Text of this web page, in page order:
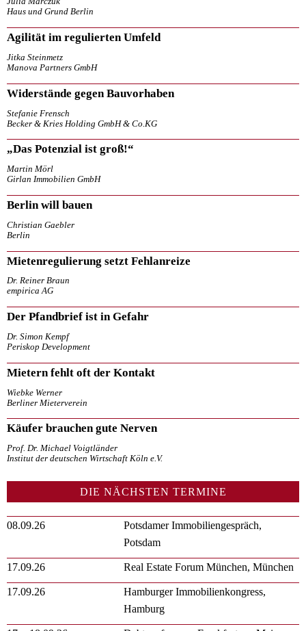
Haus und Grund Berlin
Agilität im regulierten Umfeld
Jitka Steinmetz
Manova Partners GmbH
Widerstände gegen Bauvorhaben
Stefanie Frensch
Becker & Kries Holding GmbH & Co.KG
„Das Potenzial ist groß!“
Martin Mörl
Girlan Immobilien GmbH
Berlin will bauen
Christian Gaebler
Berlin
Mietenregulierung setzt Fehlanreize
Dr. Reiner Braun
empirica AG
Der Pfandbrief ist in Gefahr
Dr. Simon Kempf
Periskop Development
Mietern fehlt oft der Kontakt
Wiebke Werner
Berliner Mieterverein
Käufer brauchen gute Nerven
Prof. Dr. Michael Voigtländer
Institut der deutschen Wirtschaft Köln e.V.
DIE NÄCHSTEN TERMINE
08.09.26
Potsdamer Immobiliengespräch,
Potsdam
17.09.26 Real Estate Forum München, München
17.09.26
Hamburger Immobilienkongress,
Hamburg